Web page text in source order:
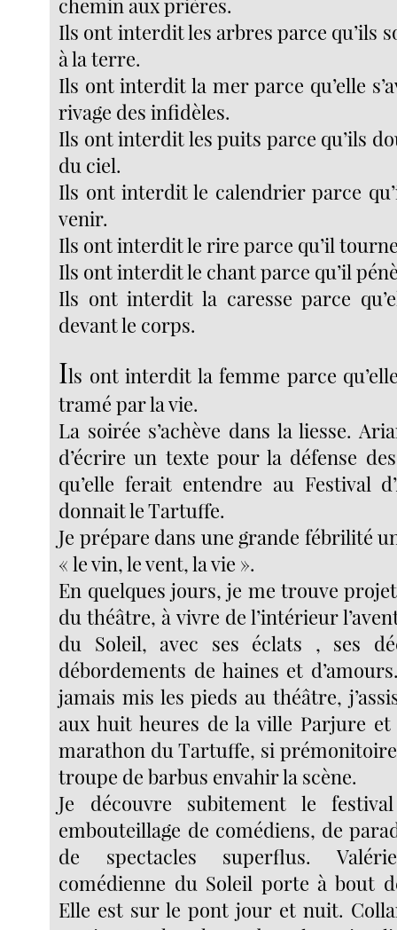
chemin aux prières.
Ils ont interdit les arbres parce qu’ils
à la terre.
Ils ont interdit la mer parce qu’elle
rivage des infidèles.
Ils ont interdit les puits parce qu’ils
du ciel.
Ils ont interdit le calendrier parce
venir.
Ils ont interdit le rire parce qu’il tourne
Ils ont interdit le chant parce qu’il
Ils ont interdit la caresse parce
devant le corps.
Ils ont interdit la femme parce
tramé par la vie.
La soirée s’achève dans la liesse.
d’écrire un texte pour la défense
qu’elle ferait entendre au Festival
donnait le Tartuffe.
Je prépare dans une grande fébrilité
« le vin, le vent, la vie ».
En quelques jours, je me trouve
du théâtre, à vivre de l’intérieur
du Soleil, avec ses éclats , ses
débordements de haines et
jamais mis les pieds au théâtre,
aux huit heures de la ville Parjure et
marathon du Tartuffe, si
troupe de barbus envahir la scène.
Je découvre subitement le
embouteillage de comédiens, de
de spectacles superflus.
comédienne du Soleil porte à bout
Elle est sur le pont jour et nuit.